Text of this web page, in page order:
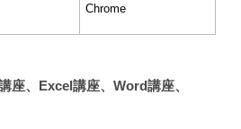
Chrome
、Excel講座、Word講座、